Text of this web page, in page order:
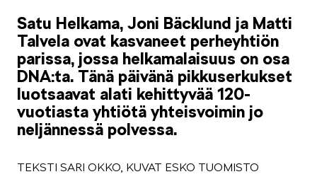
SIMPLY CLEVER
Satu Helkama, Joni Bäcklund ja Matti
Talvela ovat kasvaneet perheyhtiön
parissa, jossa helkamalaisuus on osa
DNA:ta. Tänä päivänä pikkuserkukset
luotsaavat alati kehittyvää 120-
vuotiasta yhtiötä yhteisvoimin jo
neljännessä polvessa.
TEKSTI SARI OKKO, KUVAT ESKO TUOMISTO